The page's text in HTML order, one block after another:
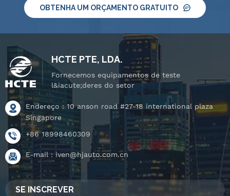
OBTENHA UM ORÇAMENTO GRATUITO
HCTE PTE, LDA.
Fornecemos equipamentos de teste
l&iacute;deres do setor
Endereço : 10 anson road #27-18 international plaza
Singapore
+86 18998460309
E-mail :iven@hjauto.com.cn
SE INSCREVER